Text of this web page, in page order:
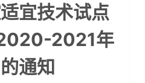
宜技术试点
2021年
通知